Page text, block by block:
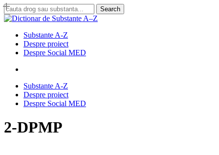
Skip
to
content
Search
Close
search
Menu
Substante A-Z
Despre proiect
Despre Social MED
Substante A-Z
Despre proiect
Despre Social MED
2-DPMP